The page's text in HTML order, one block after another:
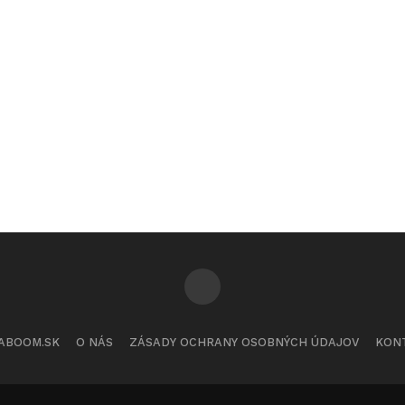
O NÁS ZÁSADY OCHRANY OSOBNÝCH ÚDAJOV